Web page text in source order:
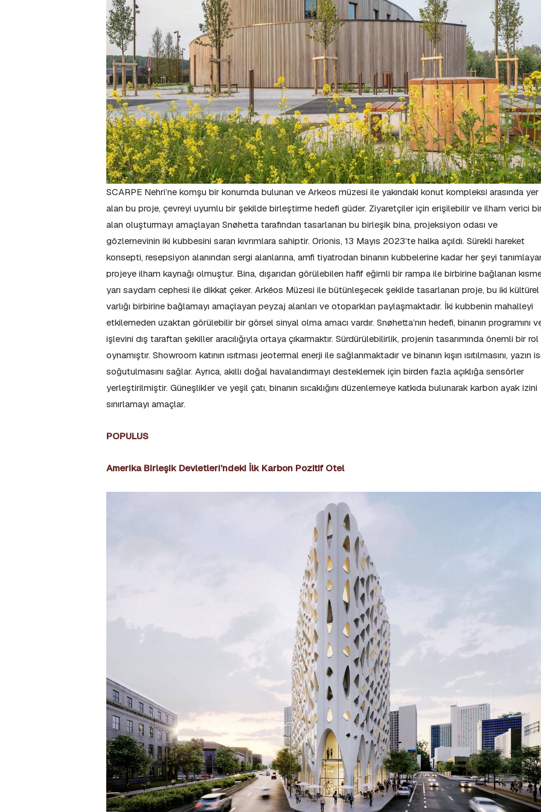
SCARPE Nehri’ne komşu bir konumda bulunan ve Arkeos müzesi ile yakındaki konut kompleksi arasında yer
alan bu proje, çevreyi uyumlu bir şekilde birleştirme hedefi güder. Ziyaretçiler için erişilebilir ve ilham verici
alan oluşturmayı amaçlayan Snøhetta tarafından tasarlanan bu birleşik bina, projeksiyon odası ve
gözlemevinin iki kubbesini saran kıvrımlara sahiptir. Orionis, 13 Mayıs 2023’te halka açıldı. Sürekli hareket
konsepti, resepsiyon alanından sergi alanlarına, amfi tiyatrodan binanın kubbelerine kadar her şeyi
projeye ilham kaynağı olmuştur. Bina, dışarıdan görülebilen hafif eğimli bir rampa ile birbirine bağlanan
yarı saydam cephesi ile dikkat çeker. Arkéos Müzesi ile bütünleşecek şekilde tasarlanan proje, bu iki kültürel
varlığı birbirine bağlamayı amaçlayan peyzaj alanları ve otoparkları paylaşmaktadır. İki kubbenin mahalleyi
etkilemeden uzaktan görülebilir bir görsel sinyal olma amacı vardır. Snøhetta’nın hedefi, binanın programını
işlevini dış taraftan şekiller aracılığıyla ortaya çıkarmaktır. Sürdürülebilirlik, projenin tasarımında önemli bir rol
oynamıştır. Showroom katının ısıtması jeotermal enerji ile sağlanmaktadır ve binanın kışın ısıtılmasını, yazın
soğutulmasını sağlar. Ayrıca, akıllı doğal havalandırmayı desteklemek için birden fazla açıklığa sensörler
yerleştirilmiştir. Güneşlikler ve yeşil çatı, binanın sıcaklığını düzenlemeye katkıda bulunarak karbon ayak izini
sınırlamayı amaçlar.
POPULUS
Amerika Birleşik Devletleri’ndeki İlk Karbon Pozitif Otel